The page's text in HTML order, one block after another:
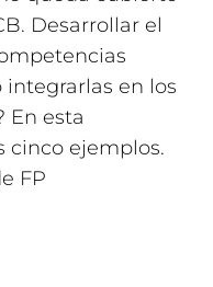
Desarrollar el
integrarlas en los
En esta
cinco ejemplos.
FP